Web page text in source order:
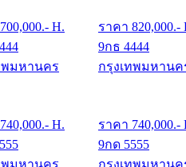
700,000.- H. ราคา 820,000.-
พมหานคร
740,000.- H.
9กธ 4444
กรุงเทพมหานค
ราคา 740,000.-
พมหานคร
9กด 5555
กรุงเทพมหานค